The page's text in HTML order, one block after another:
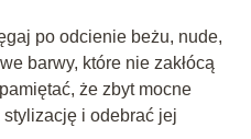
po odcienie beżu, nude,
barwy, które nie zakłócą
że zbyt mocne
i odebrać jej